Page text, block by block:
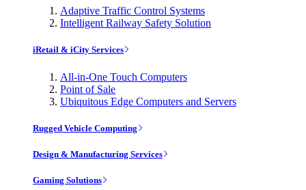
Adaptive Traffic Control Systems
Intelligent Railway Safety Solution
iRetail & iCity Services
All-in-One Touch Computers
Point of Sale
Ubiquitous Edge Computers and Servers
Rugged Vehicle Computing
Design & Manufacturing Services
Gaming Solutions